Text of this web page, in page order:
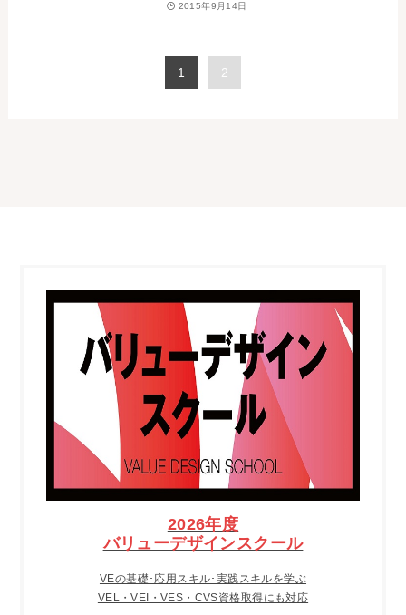
2015年9月14日
1 2
2026年度
バリューデザインスクール
VEの基礎･応用スキル･実践スキルを学ぶ
VEL・VEI・VES・CVS資格取得にも対応